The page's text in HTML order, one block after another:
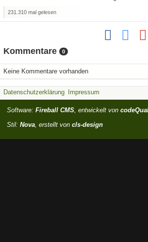
231.310 mal gelesen
Kommentare 0
Keine Kommentare vorhanden
Datenschutzerklärung Impressum
Software: Fireball CMS, entwickelt von
Stil: Nova, erstellt von cls-design